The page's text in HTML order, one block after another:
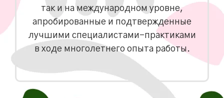
так и на международном уровне,
апробированные и подтвержденные
лучшими специалистами-практиками
в ходе многолетнего опыта работы.